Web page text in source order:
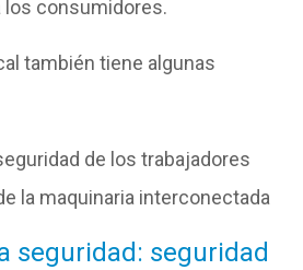
los consumidores.
también tiene algunas
de los trabajadores
la maquinaria interconectada
seguridad: seguridad